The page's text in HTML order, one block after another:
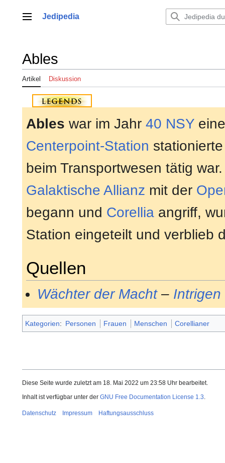
springenHauptmenü
Jedipedia
Ables
Artikel Diskussion
Ables war im Jahr 40 NSY
Centerpoint-Station
beim Transportwesen tätig
Galaktische Allianz mit der
begann und Corellia angriff,
Station eingeteilt und verblieb
Quellen
Wächter der Macht– Intrigen
Kategorien: Personen Frauen Menschen Corellianer
Diese Seite wurde zuletzt am 18. Mai 2022 um 23:58 Uhr bearbeitet.
Inhalt ist verfügbar unter der GNU Free Documentation License 1.3.
Datenschutz Impressum Haftungsausschluss